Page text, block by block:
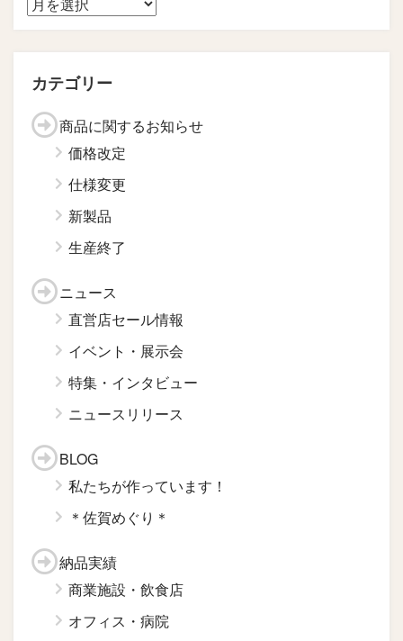
カテゴリー
商品に関するお知らせ
価格改定
仕様変更
新製品
生産終了
ニュース
直営店セール情報
イベント・展示会
特集・インタビュー
ニュースリリース
BLOG
私たちが作っています！
＊佐賀めぐり＊
納品実績
商業施設・飲食店
オフィス・病院